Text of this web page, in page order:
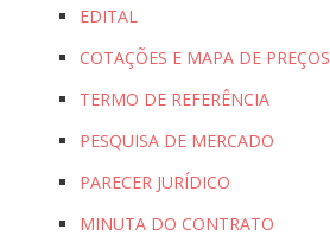
EDITAL
COTAÇÕES E MAPA DE PREÇOS
TERMO DE REFERÊNCIA
PESQUISA DE MERCADO
PARECER JURÍDICO
MINUTA DO CONTRATO